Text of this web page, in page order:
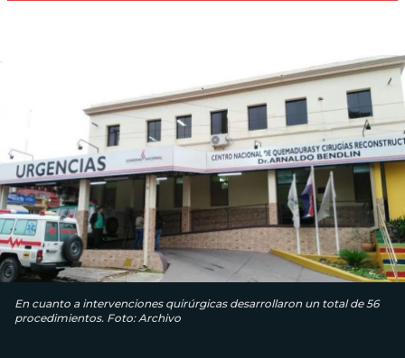
En cuanto a intervenciones quirúrgicas desarrollaron un total de 56
procedimientos. Foto: Archivo